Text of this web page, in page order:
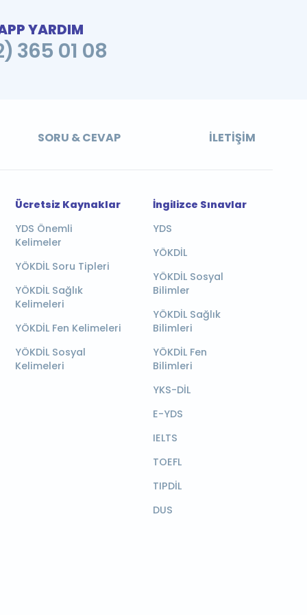
YARDIM
365 01 08
SORU & CEVAP İLETIŞIM
Ücretsiz Kaynaklar
YDS Önemli
Kelimeler
YÖKDİL Soru Tipleri
YÖKDİL Sağlık
Kelimeleri
YÖKDİL Fen Kelimeleri
YÖKDİL Sosyal
Kelimeleri
İngilizce Sınavlar
YDS
YÖKDİL
YÖKDİL Sosyal
Bilimler
YÖKDİL Sağlık
Bilimleri
YÖKDİL Fen
Bilimleri
YKS-DİL
E-YDS
IELTS
TOEFL
TIPDİL
DUS